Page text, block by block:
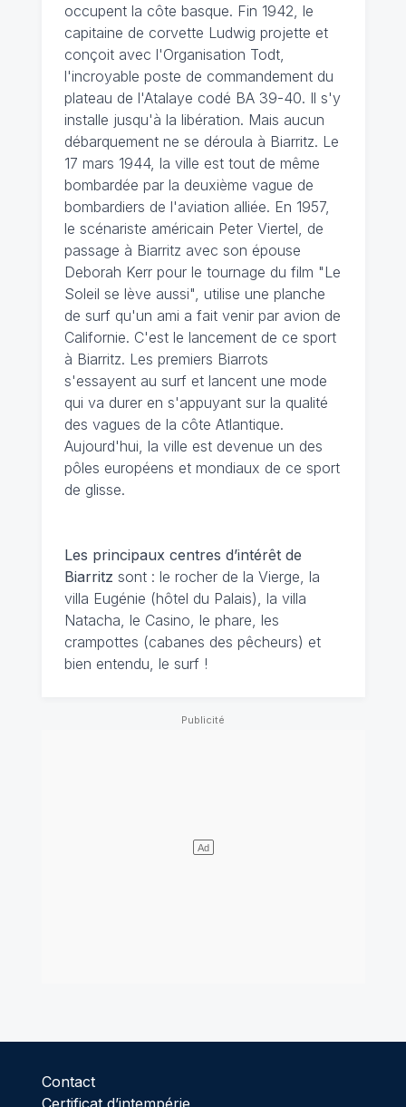
occupent la côte basque. Fin 1942, le
capitaine de corvette Ludwig projette et
conçoit avec l'Organisation Todt,
l'incroyable poste de commandement du
plateau de l'Atalaye codé BA 39-40. Il s'y
installe jusqu'à la libération. Mais aucun
débarquement ne se déroula à Biarritz. Le
17 mars 1944, la ville est tout de même
bombardée par la deuxième vague de
bombardiers de l'aviation alliée. En 1957,
le scénariste américain Peter Viertel, de
passage à Biarritz avec son épouse
Deborah Kerr pour le tournage du film "Le
Soleil se lève aussi", utilise une planche
de surf qu'un ami a fait venir par avion de
Californie. C'est le lancement de ce sport
à Biarritz. Les premiers Biarrots
s'essayent au surf et lancent une mode
qui va durer en s'appuyant sur la qualité
des vagues de la côte Atlantique.
Aujourd'hui, la ville est devenue un des
pôles européens et mondiaux de ce sport
de glisse.
Les principaux centres d’intérêt de
Biarritz sont : le rocher de la Vierge, la
villa Eugénie (hôtel du Palais), la villa
Natacha, le Casino, le phare, les
crampottes (cabanes des pêcheurs) et
bien entendu, le surf !
Contact
Certificat d’intempérie